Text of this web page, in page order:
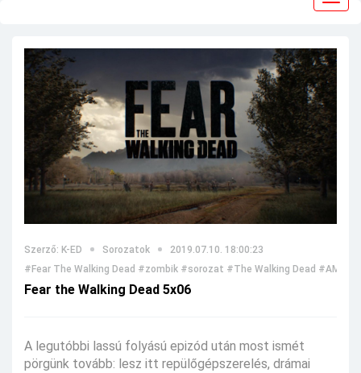
Szerző: K-ED Sorozatok
2019.07.10. 18:00:23
#Fear The Walking Dead #zombik #sorozat #The Walking Dead #AMC
Fear the Walking Dead 5x06
A legutóbbi lassú folyású epizód után most ismét
pörgünk tovább: lesz itt repülőgépszerelés, drámai